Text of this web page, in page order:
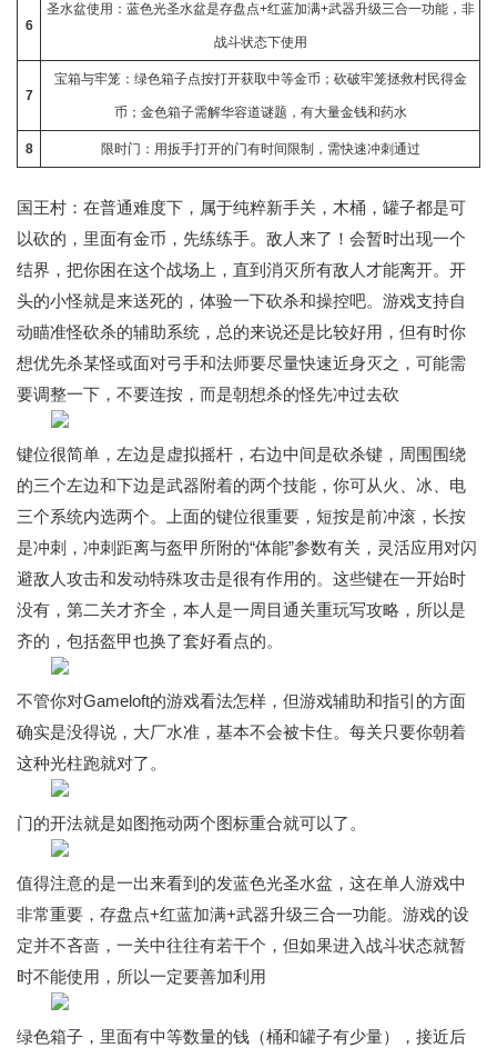
6
圣水盆使用：蓝色光圣水盆是存盘点+红蓝加满+武器升级三合一功能，非
战斗状态下使用
7
宝箱与牢笼：绿色箱子点按打开获取中等金币；砍破牢笼拯救村民得金
币；金色箱子需解华容道谜题，有大量金钱和药水
8 限时门：用扳手打开的门有时间限制，需快速冲刺通过
国王村：在普通难度下，属于纯粹新手关，木桶，罐子都是可
以砍的，里面有金币，先练练手。敌人来了！会暂时出现一个
结界，把你困在这个战场上，直到消灭所有敌人才能离开。开
头的小怪就是来送死的，体验一下砍杀和操控吧。游戏支持自
动瞄准怪砍杀的辅助系统，总的来说还是比较好用，但有时你
想优先杀某怪或面对弓手和法师要尽量快速近身灭之，可能需
要调整一下，不要连按，而是朝想杀的怪先冲过去砍
键位很简单，左边是虚拟摇杆，右边中间是砍杀键，周围围绕
的三个左边和下边是武器附着的两个技能，你可从火、冰、电
三个系统内选两个。上面的键位很重要，短按是前冲滚，长按
是冲刺，冲刺距离与盔甲所附的“体能”参数有关，灵活应用对闪
避敌人攻击和发动特殊攻击是很有作用的。这些键在一开始时
没有，第二关才齐全，本人是一周目通关重玩写攻略，所以是
齐的，包括盔甲也换了套好看点的。
不管你对Gameloft的游戏看法怎样，但游戏辅助和指引的方面
确实是没得说，大厂水准，基本不会被卡住。每关只要你朝着
这种光柱跑就对了。
门的开法就是如图拖动两个图标重合就可以了。
值得注意的是一出来看到的发蓝色光圣水盆，这在单人游戏中
非常重要，存盘点+红蓝加满+武器升级三合一功能。游戏的设
定并不吝啬，一关中往往有若干个，但如果进入战斗状态就暂
时不能使用，所以一定要善加利用
绿色箱子，里面有中等数量的钱（桶和罐子有少量），接近后